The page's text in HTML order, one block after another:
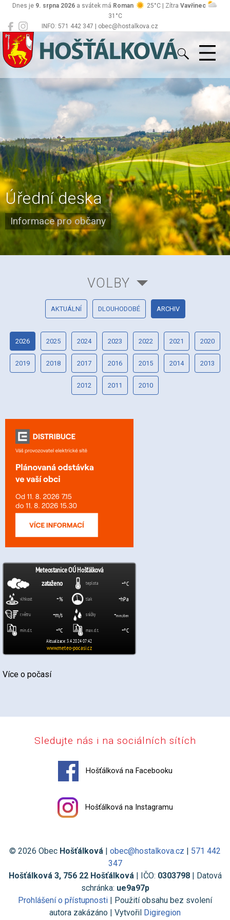
INFO: 571 442 347 | obec@hostalkova.cz
Dnes je 9. srpna 2026 a svátek má Roman 25°C | Zítra Vavřinec
31°C
Hošťálková
Úřední deska
Informace pro občany
Více o počasí
VOLBY
AKTUÁLNÍ DLOUHODOBÉ ARCHIV
2026 2025 2024 2023 2022 2021 2020
2019 2018 2017 2016 2015 2014 2013
2012 2011 2010
Sledujte nás i na sociálních sítích
Hošťálková na Facebooku
Hošťálková na Instagramu
© 2026 Obec Hošťálková | obec@hostalkova.cz | 571 442
347
Hošťálková 3, 756 22 Hošťálková| IČO: 0303798| Datová
schránka: ue9a97p
Prohlášení o přístupnosti | Použití obsahu bez svolení
autora zakázáno | Vytvořil Digiregion